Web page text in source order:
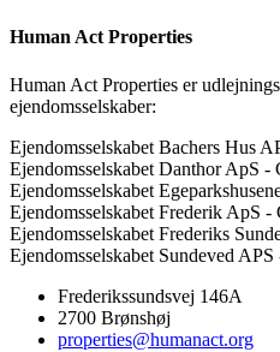
Human Act Properties
Human Act Properties er
ejendomsselskaber:
Ejendomsselskabet Bachers Hus
Ejendomsselskabet Danthor ApS -
Ejendomsselskabet
Ejendomsselskabet Frederik ApS
Ejendomsselskabet Frederiks
Ejendomsselskabet Sundeved
Frederikssundsvej 146A
2700 Brønshøj
properties@humanact.org